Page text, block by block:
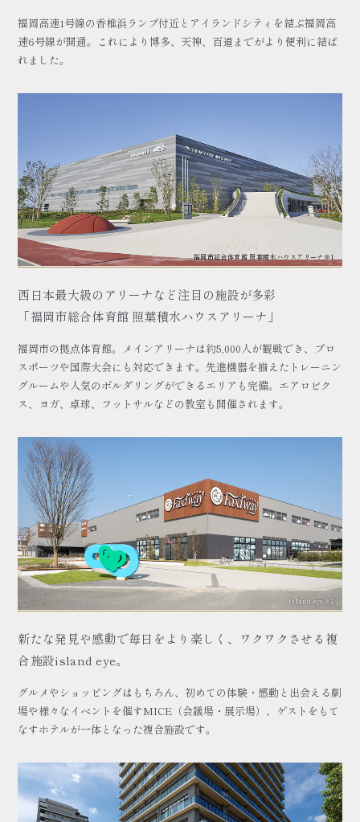
福岡高速1号線の香椎浜ランプ付近とアイランドシティを結ぶ福岡高
速6号線が開通。これにより博多、天神、百道までがより便利に結ば
れました。
福岡市総合体育館 照葉積水ハウスアリーナ※1
西日本最大級のアリーナなど注目の施設が多彩
「福岡市総合体育館 照葉積水ハウスアリーナ」
福岡市の拠点体育館。メインアリーナは約5,000人が観戦でき、プロ
スポーツや国際大会にも対応できます。先進機器を揃えたトレーニン
グルームや人気のボルダリングができるエリアも完備。エアロビク
ス、ヨガ、卓球、フットサルなどの教室も開催されます。
island eye※2
新たな発見や感動で毎日をより楽しく、ワクワクさせる複
合施設island eye。
グルメやショッピングはもちろん、初めての体験・感動と出会える劇
場や様々なイベントを催すMICE（会議場・展示場）、ゲストをもて
なすホテルが一体となった複合施設です。